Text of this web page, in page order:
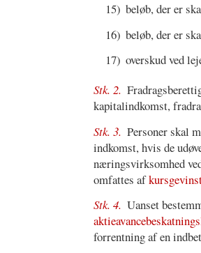
15) beløb, der er
16) beløb, der er
17) overskud ved
Stk. 2.
kapitalindkomst,
Stk. 3. Personer skal
indkomst, hvis de
næringsvirksomhed
omfattes af
Stk. 4. Uanset
forrentning af en